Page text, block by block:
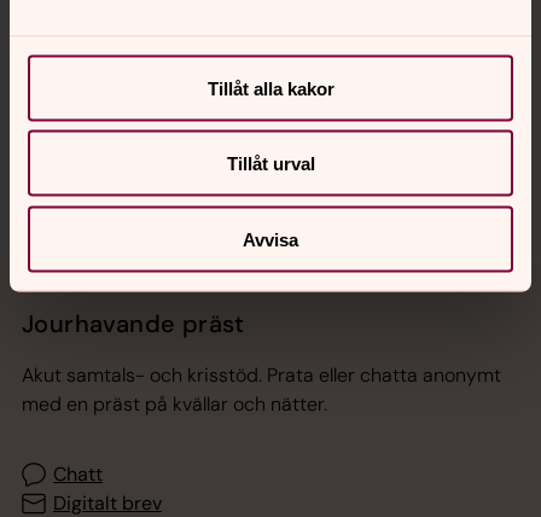
Tillåt alla kakor
Tillåt urval
Avvisa
Hitta snabbt
Sociala kanaler
Jourhavande präst
Akut samtals- och krisstöd. Prata eller chatta anonymt
med en präst på kvällar och nätter.
Chatt
Digitalt brev